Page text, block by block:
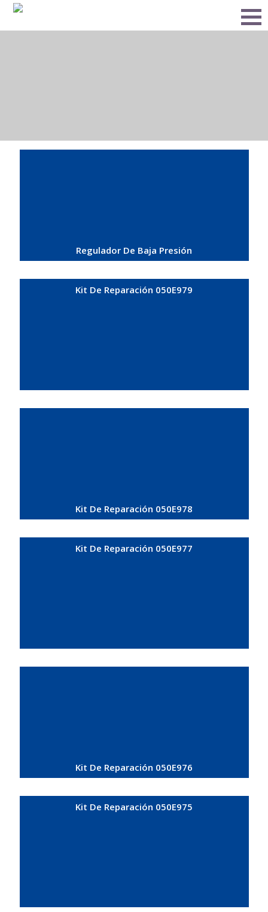
Regulador De Baja Presión
Kit De Reparación 050E979
Kit De Reparación 050E978
Kit De Reparación 050E977
Kit De Reparación 050E976
Kit De Reparación 050E975